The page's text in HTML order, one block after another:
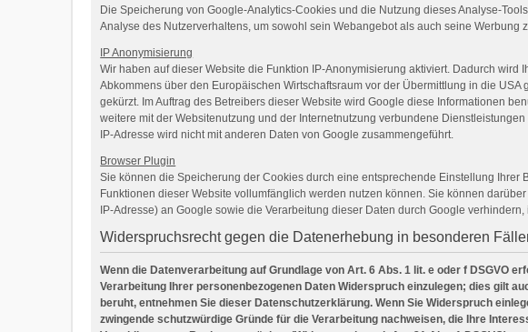
Die Speicherung von Google-Analytics-Cookies und die Nutzung dieses Analyse-
Analyse des Nutzerverhaltens, um sowohl sein Webangebot als auch seine Werbung
IP Anonymisierung
Wir haben auf dieser Website die Funktion IP-Anonymisierung aktiviert. Dadurch
Abkommens über den Europäischen Wirtschaftsraum vor der Übermittlung in die
gekürzt. Im Auftrag des Betreibers dieser Website wird Google diese Informationen
weitere mit der Websitenutzung und der Internetnutzung verbundene
IP-Adresse wird nicht mit anderen Daten von Google zusammengeführt.
Browser Plugin
Sie können die Speicherung der Cookies durch eine entsprechende Einstellung
Funktionen dieser Website vollumfänglich werden nutzen können. Sie können
IP-Adresse) an Google sowie die Verarbeitung dieser Daten durch Google
Widerspruchsrecht gegen die Datenerhebung in besonderen
Wenn die Datenverarbeitung auf Grundlage von Art. 6 Abs. 1 lit. e oder f DSGVO
Verarbeitung Ihrer personenbezogenen Daten Widerspruch einzulegen; dies gilt
beruht, entnehmen Sie dieser Datenschutzerklärung. Wenn Sie Widerspruch
zwingende schutzwürdige Gründe für die Verarbeitung nachweisen, die Ihre